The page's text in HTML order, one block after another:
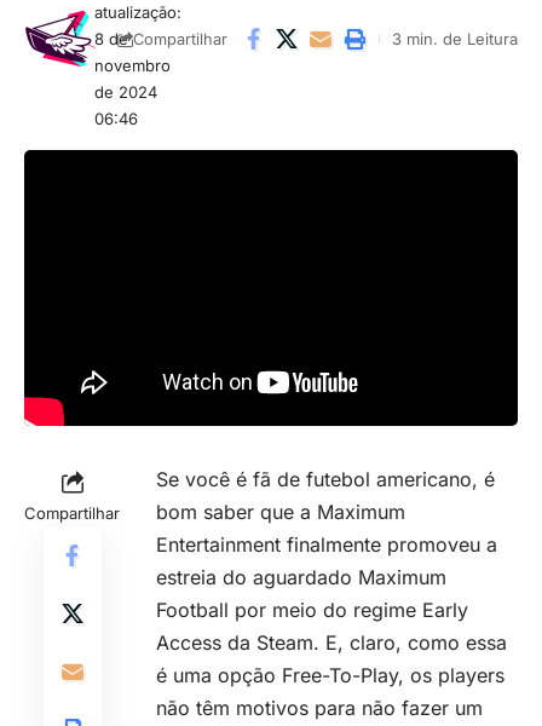
atualização:
8 de
novembro
de 2024
06:46
Compartilhar 3 min. de Leitura
Compartilhar
Se você é fã de futebol americano, é
bom saber que a Maximum
Entertainment finalmente promoveu a
estreia do aguardado Maximum
Football por meio do regime Early
Access da Steam. E, claro, como essa
é uma opção Free-To-Play, os players
não têm motivos para não fazer um